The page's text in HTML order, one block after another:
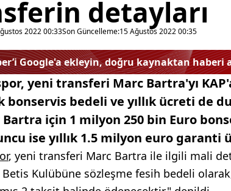
detayları
2022 00:33Son Güncelleme:15 Ağustos 2022 00:35
Google'a ekleyin, doğru kaynaktan haberi
yeni transferi Marc Bartra'yı
bonservis bedeli ve yıllık ücreti de
için 1 milyon 250 bin Euro
ise yıllık 1.5 milyon euro garanti
, yeni transferi Marc Bartra ile ilgili mali
Betis Kulübüne sözleşme fesih bedeli